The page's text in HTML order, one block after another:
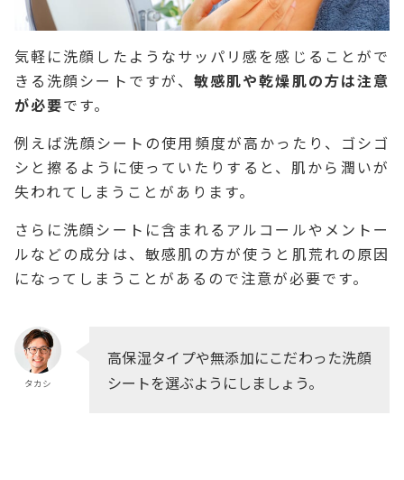
気軽に洗顔したようなサッパリ感を感じることがで
きる洗顔シートですが、 敏感肌や乾燥肌の方は注意
が必要です。
例えば洗顔シートの使用頻度が高かったり、ゴシゴ
シと擦るように使っていたりすると、肌から潤いが
失われてしまうことがあります。
さらに洗顔シートに含まれるアルコールやメントー
ルなどの成分は、敏感肌の方が使うと肌荒れの原因
になってしまうことがあるので注意が必要です。
タカシ
高保湿タイプや無添加にこだわった洗顔
シートを選ぶようにしましょう。